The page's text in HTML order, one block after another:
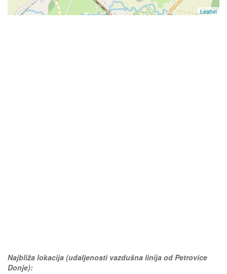
Leaflet
Najbliža lokacija (udaljenosti vazdušna linija od Petrovice
Donje):